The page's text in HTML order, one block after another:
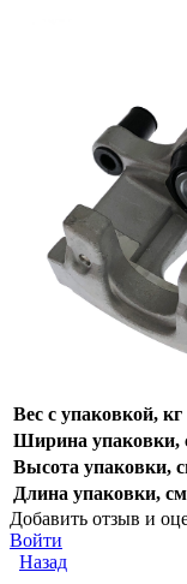
Вес с упаковкой, кг
Ширина упаковки,
Высота упаковки,
Длина упаковки, см
Добавить отзыв и
Войти
Назад